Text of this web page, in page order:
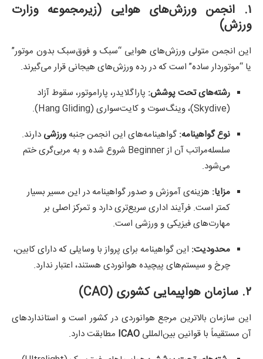
۱. انجمن ورزش‌های هوایی (زیرمجموعه وزارت
ورزش)
این انجمن متولی ورزش‌های هوایی “سبک و فوق‌سبک بدون موتور”
یا “موتوردار ساده” است که در رده ورزش‌های هیجانی قرار می‌گیرند.
رشته‌های تحت پوشش: پاراگلایدر، پاراموتور، سقوط آزاد
(Skydive)، وینگ‌سوت و کایت‌سواری (Hang Gliding).
نوع گواهینامه: گواهینامه‌های این انجمن جنبه ورزشی دارند.
سلسله‌مراتب آن از Beginner شروع شده و به مربی‌گری ختم
می‌شود.
مزایا: هزینه‌ی آموزش و صدور گواهینامه در این مسیر بسیار
کمتر است. فرآیند اداری سریع‌تری دارد و تمرکز اصلی بر
مهارت‌های فیزیکی و ورزشی است.
محدودیت: این گواهینامه برای پرواز با وسایلی که دارای کابین،
چرخ و سیستم‌های پیچیده هوانوردی هستند، اعتبار ندارد.
۲. سازمان هواپیمایی کشوری (CAO)
این سازمان بالاترین مرجع هوانوردی در کشور است و استانداردهای
آن مستقیماً با قوانین بین‌المللی ICAO مطابقت دارد.